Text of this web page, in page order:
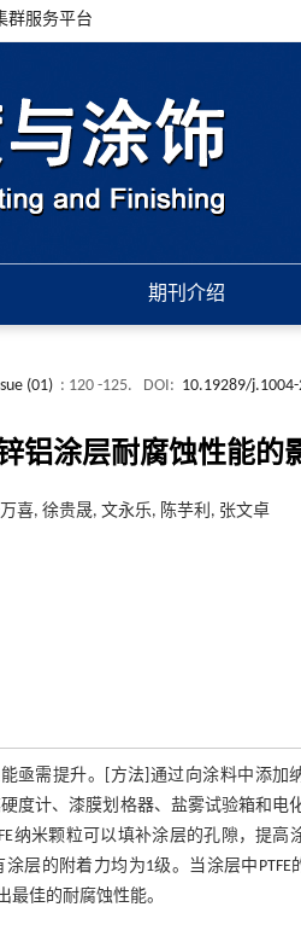
群服务平台
期刊介绍
(01) : 120 -125. DOI: 10.19289/
铝涂层耐腐蚀性能的
喜, 徐贵晟, 文永乐, 陈芋利, 张文卓
亟需提升。[方法]通过向涂料中添加
度计、漆膜划格器、盐雾试验箱和电
纳米颗粒可以填补涂层的孔隙，提
层的附着力均为1级。当涂层中
最佳的耐腐蚀性能。